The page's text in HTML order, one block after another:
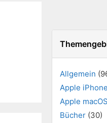
Allgemein
Apple
Apple macOS
Bücher (30)